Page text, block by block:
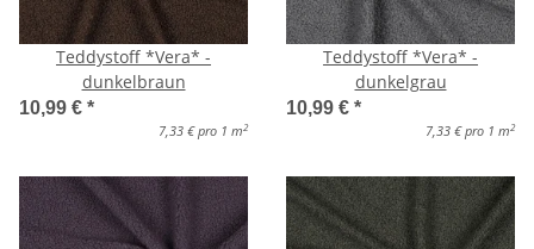
Teddystoff *Vera* -
dunkelbraun
10,99 € *
7,33 € pro 1 m 2
Teddystoff *Vera* -
dunkelgrau
10,99 € *
7,33 € pro 1 m 2